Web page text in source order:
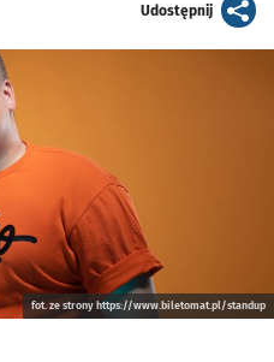
Udostępnijartykuł
fot. ze strony https://www.biletomat.pl/standup